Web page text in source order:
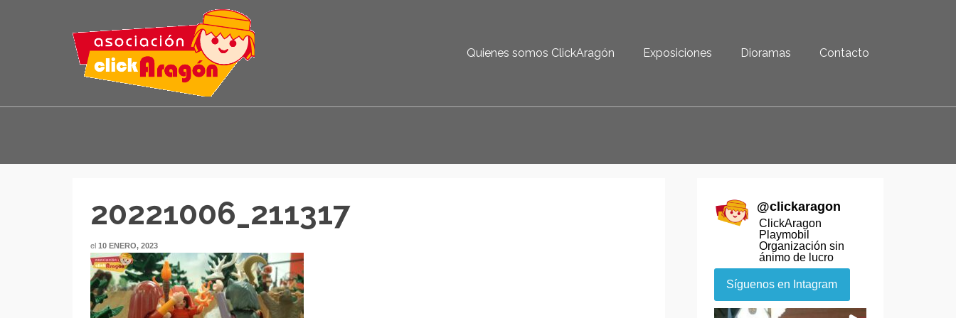
Quienes somos ClickAragón Exposiciones Dioramas Contacto
20221006_211317
el 10 ENERO, 2023
@clickaragon
ClickAragon
Playmobil
Organización sin
ánimo de lucro
Síguenos en Intagram